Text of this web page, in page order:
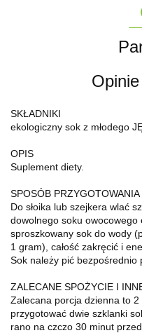
SKŁADNIKI
ekologiczny sok z młodego
OPIS
Suplement diety.
SPOSÓB PRZYGOTOWANIA
Do słoika lub szejkera wlać
dowolnego soku
sproszkowany sok do wody
1 gram), całość zakręcić i
Sok należy pić bezpośrednio
ZALECANE SPOŻYCIE I
Zalecana porcja dzienna to
przygotować dwie szklanki
rano na czczo 30 minut